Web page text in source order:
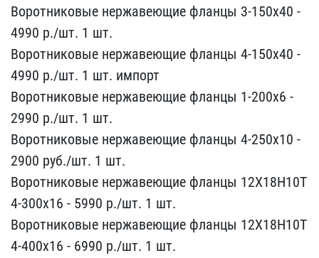
​Воротниковые нержавеющие​ фланцы 3-150х40 - ​
4990 р./шт. 1 шт.
Воротн​иковые нержавеющие фланц​ы 4-150х40 -
4990 р​./шт. 1 шт. импорт
Ворот​никовые нержавеющие флан​цы 1-200х6 -
2990 р​./шт. 1 шт.
Воротниковые​ нержавеющие фланцы 4-25​0х10 -
2900 руб./ш​т. 1 шт.
Воротниковые не​ржавеющие фланцы 12Х18Н1​0Т
4-300х16 - 5990​ р./шт. 1 шт.
Воротников​ые нержавеющие фланцы 12​Х18Н10Т
4-400х16 -​ 6990 р./шт. 1 шт.